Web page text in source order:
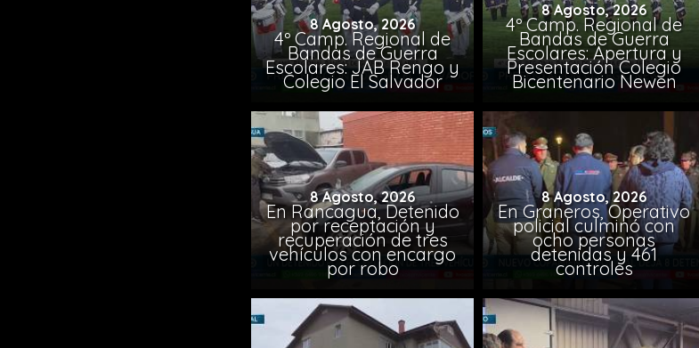
8 Agosto, 2026
4º Camp. Regional de
Bandas de Guerra
Escolares: JAB Rengo y
Colegio El Salvador
8 Agosto, 2026
4º Camp. Regional de
Bandas de Guerra
Escolares: Apertura y
Presentación Colegio
Bicentenario Newen
8 Agosto, 2026
En Rancagua, Detenido
por receptación y
recuperación de tres
vehículos con encargo
por robo
8 Agosto, 2026
En Graneros, Operativo
policial culminó con
ocho personas
detenidas y 461
controles